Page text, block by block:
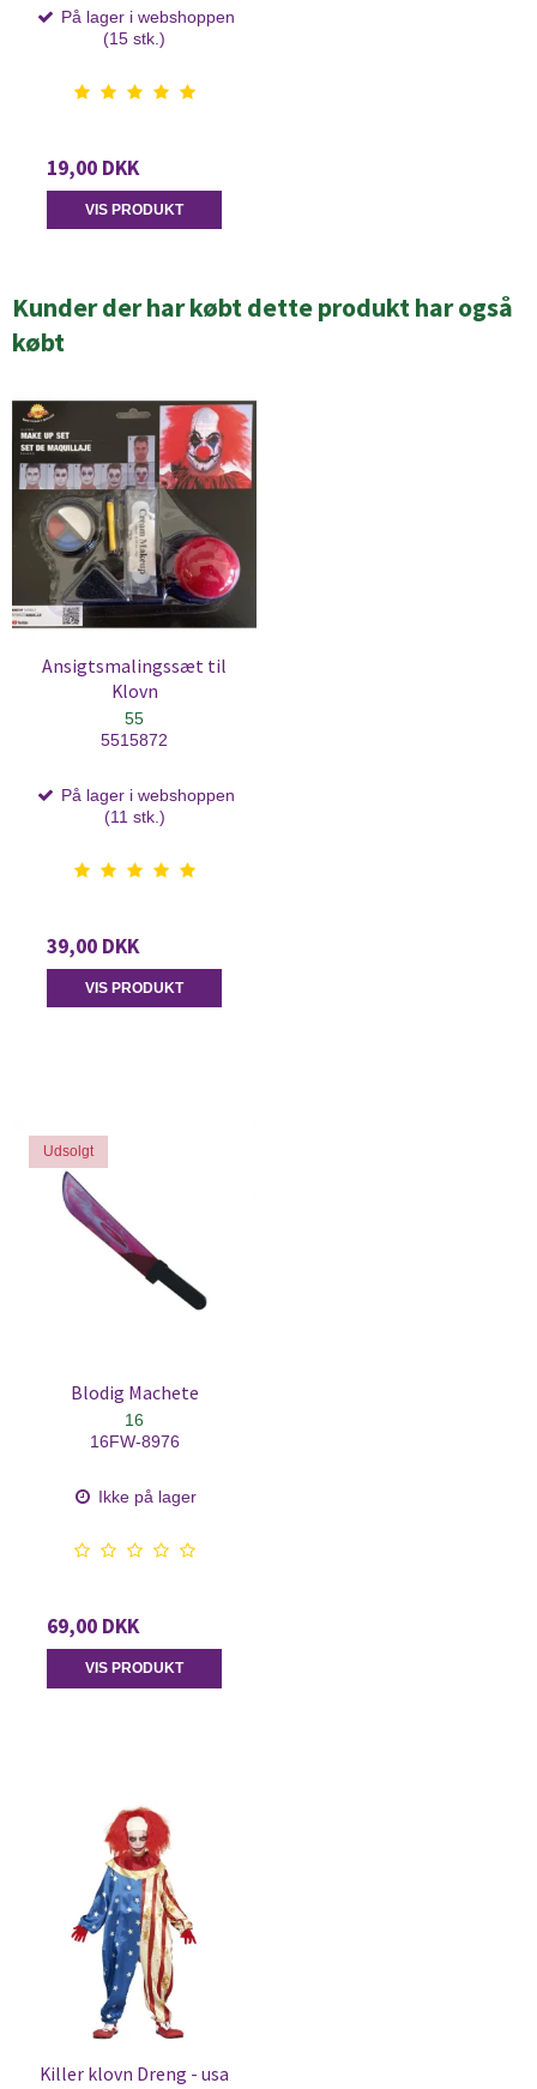
På lager i webshoppen
(15 stk.)
19,00 DKK
VIS PRODUKT
Kunder der har købt dette produkt har også
købt
Ansigtsmalingssæt til
Klovn
55
5515872
På lager i webshoppen
(11 stk.)
39,00 DKK
VIS PRODUKT
Udsolgt
Blodig Machete
16
16FW-8976
Ikke på lager
69,00 DKK
VIS PRODUKT
Killer klovn Dreng - usa